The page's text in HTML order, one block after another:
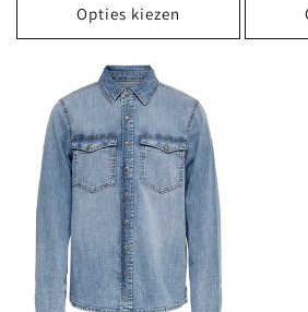
Opties kiezen